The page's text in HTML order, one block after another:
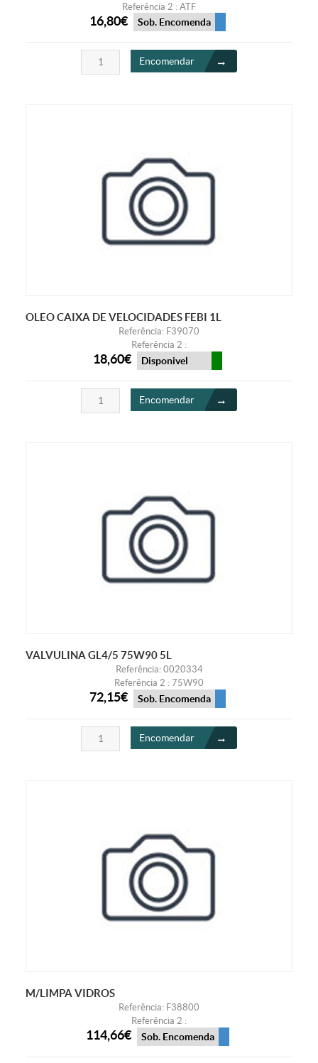
Referência 2 : ATF
16,80€ Sob. Encomenda
Encomendar
OLEO CAIXA DE VELOCIDADES FEBI 1L
Referência: F39070
Referência 2 :
18,60€ Disponivel
Encomendar
VALVULINA GL4/5 75W90 5L
Referência: 0020334
Referência 2 : 75W90
72,15€ Sob. Encomenda
Encomendar
M/LIMPA VIDROS
Referência: F38800
Referência 2 :
114,66€ Sob. Encomenda